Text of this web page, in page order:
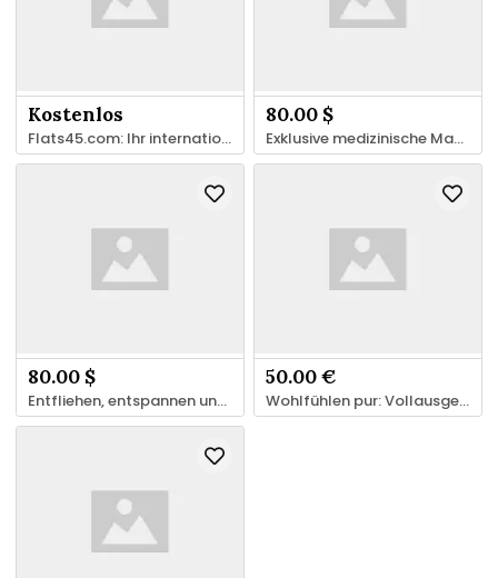
Kostenlos
Flats45.com: Ihr internationales Portal für Immobilien & Unterkünfte
80.00 $
Exklusive medizinische Massage-Erfahrung
80.00 $
Entfliehen, entspannen und regenerieren.
50.00 €
Wohlfühlen pur: Vollausgestattete Ferienwohnung mit Balkon